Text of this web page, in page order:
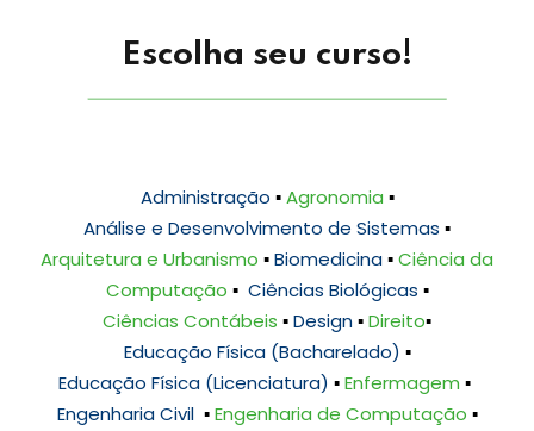
Escolha seu curso!
Administração ▪️ Agronomia ▪️
Análise e Desenvolvimento de Sistemas ▪️
Arquitetura e Urbanismo ▪️Biomedicina▪️Ciência da
Computação ▪️ Ciências Biológicas ▪️
Ciências Contábeis ▪️Design▪️Direito▪️
Educação Física (Bacharelado) ▪️
Educação Física (Licenciatura) ▪️Enfermagem ▪️
Engenharia Civil ▪️ Engenharia de Computação ▪️